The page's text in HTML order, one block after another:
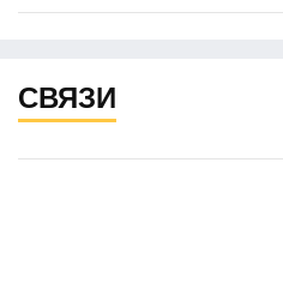
СВЯЗИ